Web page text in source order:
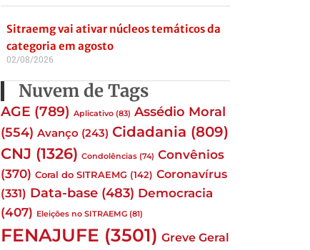
Sitraemg vai ativar núcleos temáticos da
categoria em agosto
02/08/2026
Nuvem de Tags
AGE (789) Aplicativo (83) Assédio Moral
(554) Avanço (243) Cidadania (809)
CNJ (1326) Condolências (74) Convênios
(370) Coral do SITRAEMG (142) Coronavírus
(331) Data-base (483) Democracia
(407) Eleições no SITRAEMG (81)
FENAJUFE (3501) Greve Geral